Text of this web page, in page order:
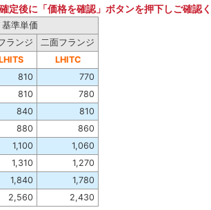
定後に「価格を確認」ボタンを押下しご確認
基準単価
ランジ
二面フランジ
LHITC
810
770
810
780
840
810
880
860
1,100
1,060
1,310
1,270
1,840
1,780
2,560 2,430